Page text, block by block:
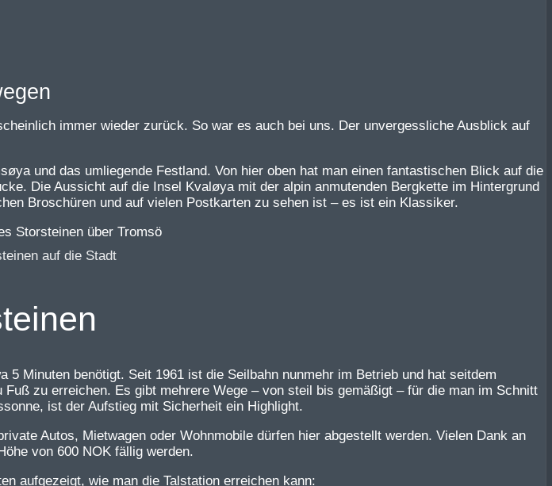
immer wieder zurück. So war es auch bei uns. Der unvergessliche Ausblick auf
und das umliegende Festland. Von hier oben hat man einen fantastischen Blick auf die
Die Aussicht auf die Insel Kvaløya mit der alpin anmutenden Bergkette im Hintergrund
Broschüren und auf vielen Postkarten zu sehen ist – es ist ein Klassiker.
auf die Stadt
Minuten benötigt. Seit 1961 ist die Seilbahn nunmehr im Betrieb und hat seitdem
zu erreichen. Es gibt mehrere Wege – von steil bis gemäßigt – für die man im Schnitt
ist der Aufstieg mit Sicherheit ein Highlight.
Autos, Mietwagen oder Wohnmobile dürfen hier abgestellt werden. Vielen Dank an
von 600 NOK fällig werden.
aufgezeigt, wie man die Talstation erreichen kann: